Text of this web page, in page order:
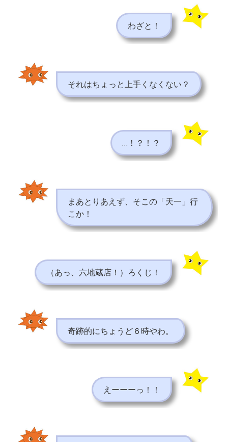
わざと！
それはちょっと上手くなくない？
…！？！？
まあとりあえず、そこの「天一」行
こか！
（あっ、六地蔵店！）ろくじ！
奇跡的にちょうど６時やわ。
えーーーっ！！